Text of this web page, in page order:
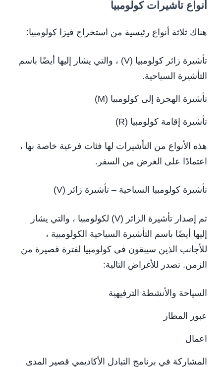
أنواع تأشيرات كولومبيا
هناك ثلاثة أنواع رئيسية من استخراج فيزا كولومبيا:
تأشيرة زائر كولومبيا (V) ، والتي يشار إليها أيضًا باسم
التأشيرة السياحية.
تأشيرة الهجرة إلى كولومبيا (M)
تأشيرة إقامة كولومبيا (R)
هذه الأنواع من التأشيرات لها فئات فرعية خاصة بها ،
اعتمادًا على الغرض من السفر.
تأشيرة كولومبيا السياحية – تأشيرة زائر (V)
تم إصدار تأشيرة الزائر (V) لكولومبيا ، والتي يشار
إليها أيضًا باسم التأشيرة السياحية الكولومبية ،
للأجانب الذين سيبقون في كولومبيا لفترة قصيرة من
الزمن. تصدر للأغراض التالية:
السياحة والأنشطة الترفيهية
عبور المطار
اعمال
المشاركة في برنامج التبادل الأكاديمي قصير المدى